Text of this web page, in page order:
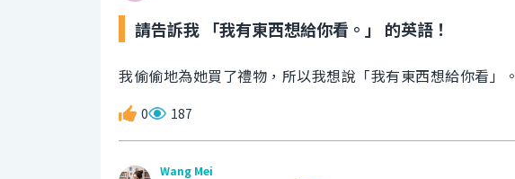
請告訴我 「我有東西想給你看。」 的英語！
我偷偷地為她買了禮物，所以我想說「我有東西想給你看」。
0 187
Wang Mei